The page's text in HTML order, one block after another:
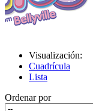
Visualización:
Cuadrícula
Lista
Ordenar por